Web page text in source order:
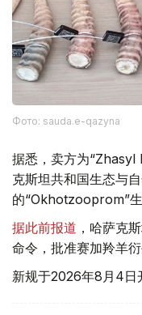
Фото: sauda.e-qazyna
据悉，卖方为“Zhasyl
克斯坦共和国生态与
的“Okhotzooprom”生
据此前报道 ，哈萨克
命令，批准赛加羚羊衍
新规于2026年8月4日